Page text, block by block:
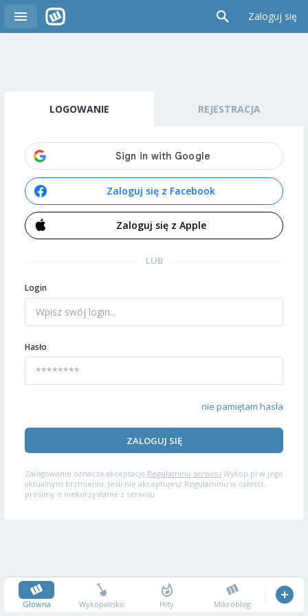
Zaloguj się
LOGOWANIE REJESTRACJA
Zaloguj się z Facebook
Zaloguj się z Apple
LUB
Login
Hasło
nie pamiętam hasła
ZALOGUJ SIĘ
Zalogowanie oznacza akceptację Regulaminu serwisu Wykop.pl w jego
aktualnym brzmieniu. Jeśli nie akceptujesz Regulaminu w całości,
prosimy o niekorzystanie z serwisu.
Główna Wykopalisko Hity Mikroblog